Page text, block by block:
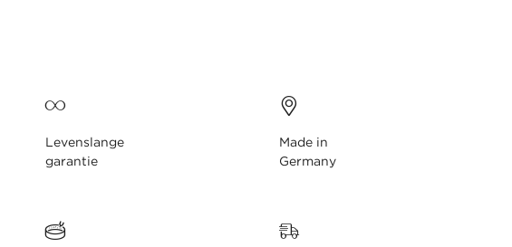
Levenslange
garantie
Made in
Germany